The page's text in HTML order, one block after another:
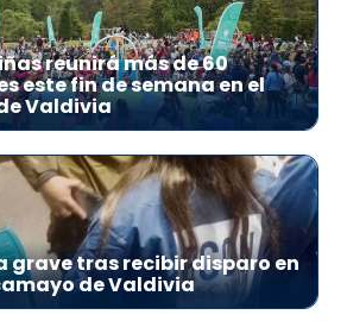
reunirá más de 60
este fin de semana en el
Valdivia
grave tras recibir disparo en
de Valdivia